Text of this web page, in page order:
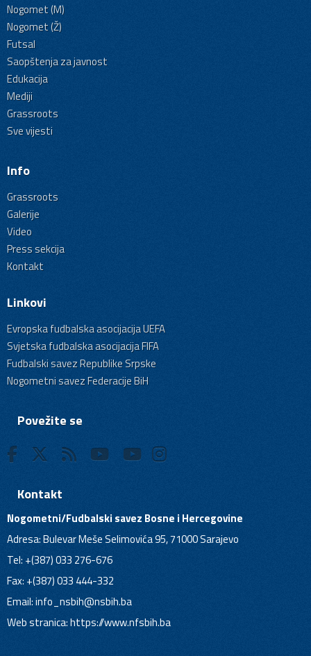
Nogomet (M)
Nogomet (Ž)
Futsal
Saopštenja za javnost
Edukacija
Mediji
Grassroots
Sve vijesti
Info
Grassroots
Galerije
Video
Press sekcija
Kontakt
Linkovi
Evropska fudbalska asocijacija UEFA
Svjetska fudbalska asocijacija FIFA
Fudbalski savez Republike Srpske
Nogometni savez Federacije BiH
Povežite se
Kontakt
Nogometni/Fudbalski savez Bosne i Hercegovine
Adresa: Bulevar Meše Selimovića 95, 71000 Sarajevo
Tel: +(387) 033 276-676
Fax: +(387) 033 444-332
Email:info_nsbih@nsbih.ba
Web stranica: https://www.nfsbih.ba